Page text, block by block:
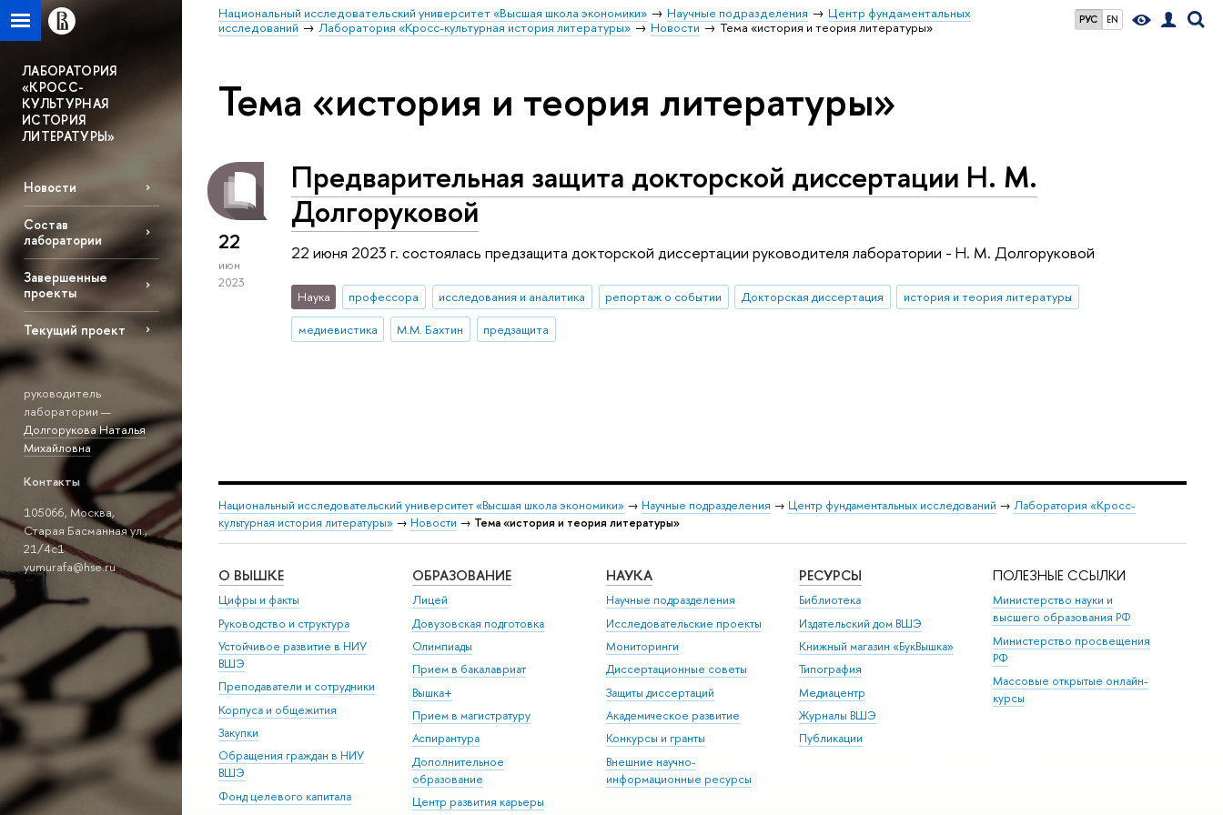
РУС EN
Национальный исследовательский университет «Высшая школа экономики» Научные подразделения
Центр фундаментальных
исследований
Лаборатория «Кросс-культурная история литературы» Новости Тема «история и теория литературы»
ЛАБОРАТОРИЯ
«КРОСС-
КУЛЬТУРНАЯ
ИСТОРИЯ
ЛИТЕРАТУРЫ»
Новости
Состав
лаборатории
Завершенные
проекты
Текущий проект
руководитель
лаборатории —
Долгорукова Наталья
Михайловна
Контакты
105066, Москва,
Старая Басманная ул.,
21/4с1
yumurafa@hse.ru
Тема «история и теория литературы»
22
июн
2023
Предварительная защита докторской диссертации Н. М.
Долгоруковой
22 июня 2023 г. состоялась предзащита докторской диссертации руководителя лаборатории - Н. М. Долгоруковой
Наука профессора исследования и аналитика репортаж о событии Докторская диссертация
история и теория литературы
медиевистика
М.М. Бахтин предзащита
Национальный исследовательский университет «Высшая школа экономики» → Научные подразделения → Центр фундаментальных исследований → Лаборатория «Кросс-
культурная история литературы» → Новости → Тема «история и теория литературы»
О ВЫШКЕ
Цифры и факты
Руководство и структура
Устойчивое развитие в НИУ
ВШЭ
Преподаватели и сотрудники
Корпуса и общежития
Закупки
Обращения граждан в НИУ
ВШЭ
Фонд целевого капитала
ОБРАЗОВАНИЕ
Лицей
Довузовская подготовка
Олимпиады
Прием в бакалавриат
Вышка+
Прием в магистратуру
Аспирантура
Дополнительное
образование
Центр развития карьеры
НАУКА
Научные подразделения
Исследовательские проекты
Мониторинги
Диссертационные советы
Защиты диссертаций
Академическое развитие
Конкурсы и гранты
Внешние научно-
информационные ресурсы
РЕСУРСЫ
Библиотека
Издательский дом ВШЭ
Книжный магазин «БукВышка»
Типография
Медиацентр
Журналы ВШЭ
Публикации
ПОЛЕЗНЫЕ ССЫЛКИ
Министерство науки и
высшего образования РФ
Министерство просвещения
РФ
Массовые открытые онлайн-
курсы